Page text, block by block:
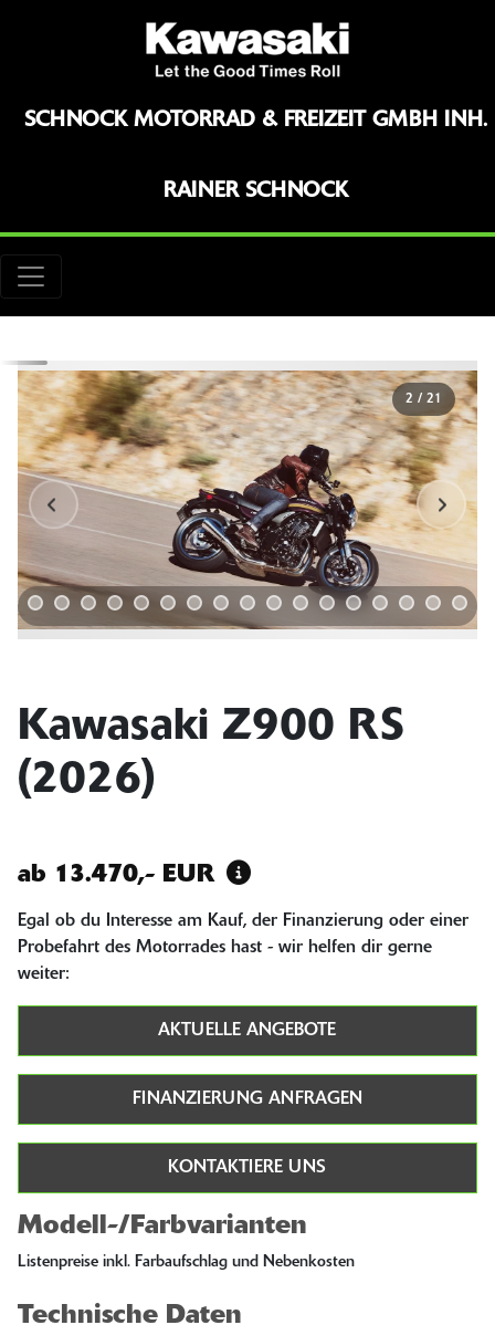
SCHNOCK MOTORRAD & FREIZEIT GMBH INH.
RAINER SCHNOCK
2 / 21
Kawasaki Z900 RS
(2026)
Modell-/Farbvarianten
Listenpreise inkl. Farbaufschlag und Nebenkosten
Technische Daten
ab 13.470,- EUR
Egal ob du Interesse am Kauf, der Finanzierung oder einer
Probefahrt des Motorrades hast - wir helfen dir gerne
weiter:
AKTUELLE ANGEBOTE
FINANZIERUNG ANFRAGEN
KONTAKTIERE UNS